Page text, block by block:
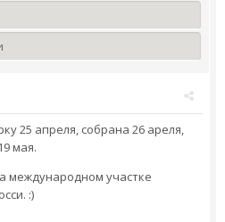
25 апреля, собрана 26 ареля,
мая.
международном участке
:)